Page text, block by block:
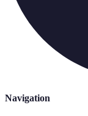
Navigation